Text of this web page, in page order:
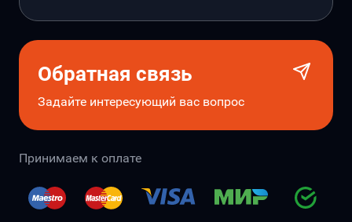
Обратная связь
Задайте интересующий вас вопрос
Принимаем к оплате